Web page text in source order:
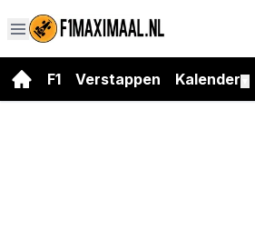
F1 Verstappen Kalender